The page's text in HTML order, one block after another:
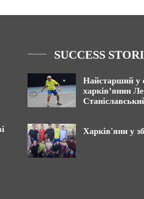
SUCCESS
Найстарший у
харків’янин
Харків'яни у